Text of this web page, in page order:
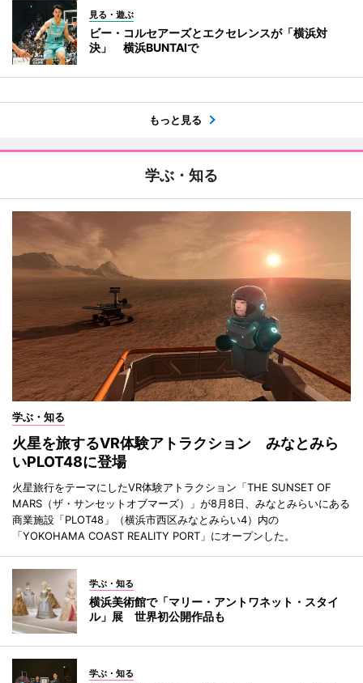
見る・遊ぶ
ビー・コルセアーズとエクセレンスが「横浜対
決」 横浜BUNTAIで
もっと見る
学ぶ・知る
学ぶ・知る
火星を旅するVR体験アトラクション みなとみら
いPLOT48に登場
火星旅行をテーマにしたVR体験アトラクション「THE SUNSET OF
MARS（ザ・サンセットオブマーズ）」が8月8日、みなとみらいにある
商業施設「PLOT48」（横浜市西区みなとみらい4）内の
「YOKOHAMA COAST REALITY PORT」にオープンした。
学ぶ・知る
横浜美術館で「マリー・アントワネット・スタイ
ル」展 世界初公開作品も
学ぶ・知る